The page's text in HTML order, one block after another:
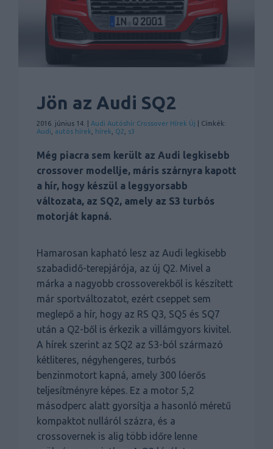
Jön az Audi SQ2
2016. június 14. | Audi Autóshír Crossover Hírek Új | Címkék:
Audi
autós hírek hírek Q2 s3
Még piacra sem került az Audi legkisebb
crossover modellje, máris szárnyra kapott
a hír, hogy készül a leggyorsabb
változata, az SQ2, amely az S3 turbós
motorját kapná.
Hamarosan kapható lesz az Audi legkisebb
szabadidő-terepjárója, az új Q2. Mivel a
márka a nagyobb crossoverekből is készített
már sportváltozatot, ezért cseppet sem
meglepő a hír, hogy az RS Q3, SQ5 és SQ7
után a Q2-ből is érkezik a villámgyors kivitel.
A hírek szerint az SQ2 az S3-ból származó
kétliteres, négyhengeres, turbós
benzinmotort kapná, amely 300 lóerős
teljesítményre képes. Ez a motor 5,2
másodperc alatt gyorsítja a hasonló méretű
kompaktot nulláról százra, és a
crossovernek is alig több időre lenne